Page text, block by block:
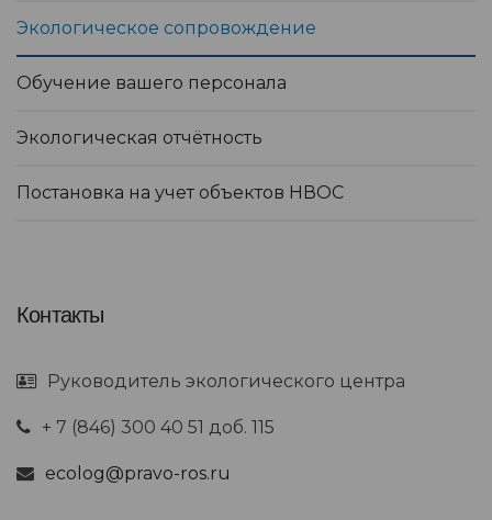
Экологическое сопровождение
Обучение вашего персонала
Экологическая отчётность
Постановка на учет объектов НВОС
Контакты
Руководитель экологического центра
+ 7 (846) 300 40 51 доб. 115
ecolog@pravo-ros.ru